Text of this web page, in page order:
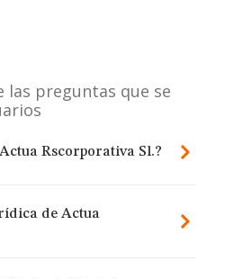
las preguntas que se
Rscorporativa Sl.?
de Actua